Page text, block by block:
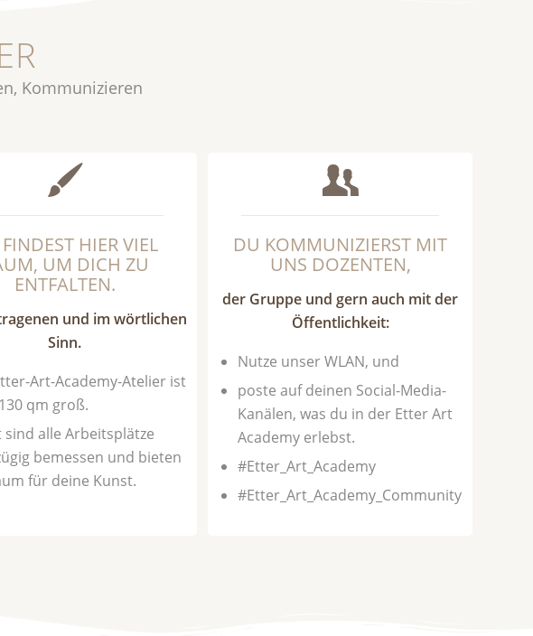
Kommunizieren
HIER VIEL
UM DICH ZU
ENTFALTEN.
und im wörtlichen
Sinn.
Art-Academy-Atelier ist
qm groß.
sind alle Arbeitsplätze
bemessen und bieten
für deine Kunst.
DU KOMMUNIZIERST MIT
UNS DOZENTEN,
der Gruppe und gern auch mit der
Öffentlichkeit:
Nutze unser WLAN, und
poste auf deinen Social-Media-
Kanälen, was du in der Etter Art
Academy erlebst.
#Etter_Art_Academy
#Etter_Art_Academy_Community